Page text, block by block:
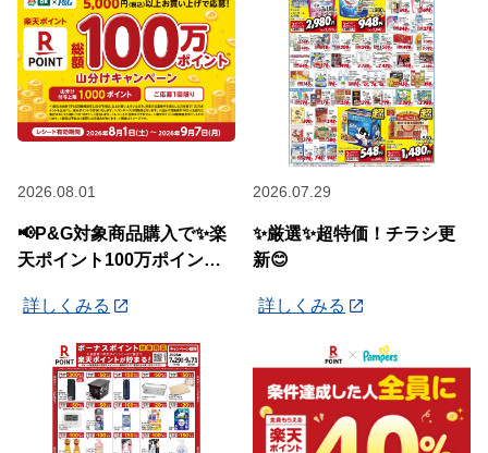
2026.08.01
📢P&G対象商品購入で✨楽
天ポイント100万ポイント
詳しくみる
2026.07.29
✨厳選✨超特価！チラシ更
新😊
詳しくみる